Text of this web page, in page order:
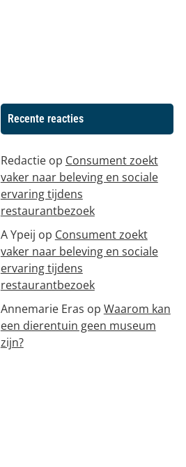
Recente reacties
Redactieop Consument zoekt
vaker naar beleving en sociale
ervaring tijdens
restaurantbezoek
A Ypeij op Consument zoekt
vaker naar beleving en sociale
ervaring tijdens
restaurantbezoek
Annemarie Eras op Waarom kan
een dierentuin geen museum
zijn?